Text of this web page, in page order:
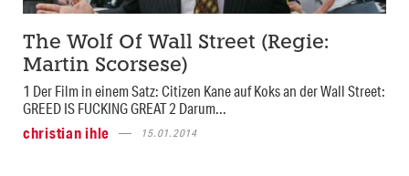
The Wolf Of Wall Street (Regie:
Martin Scorsese)
1 Der Film in einem Satz: Citizen Kane auf Koks an der Wall Street:
GREED IS FUCKING GREAT 2 Darum...
christian ihle
15.01.2014